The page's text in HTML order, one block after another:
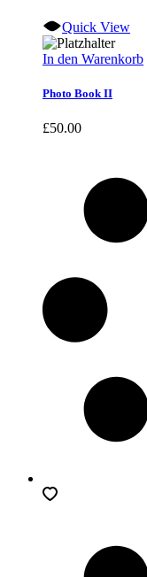
Quick View
In den Warenkorb
Photo Book II
£50.00